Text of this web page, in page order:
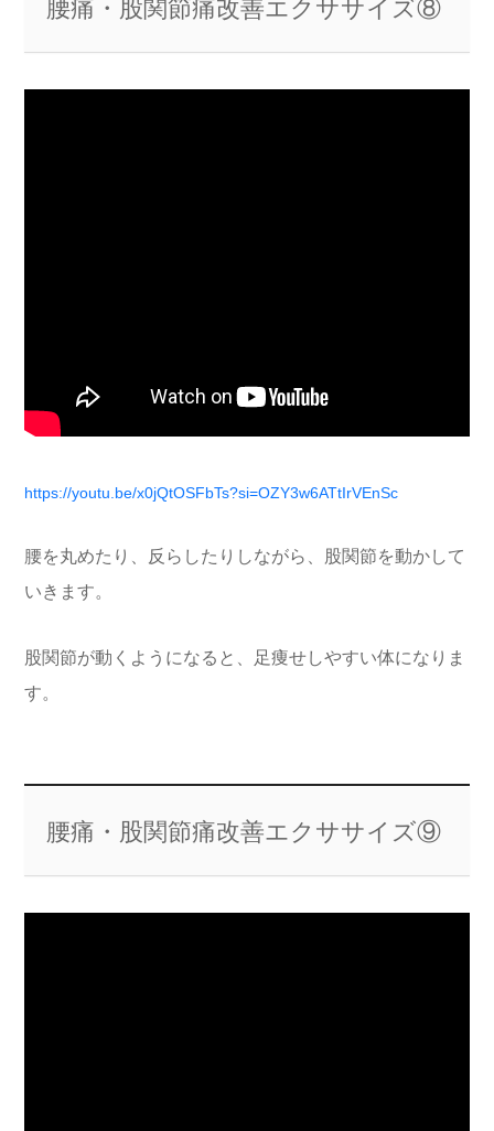
腰痛・股関節痛改善エクササイズ⑧
https://youtu.be/x0jQtOSFbTs?si=OZY3w6ATtIrVEnSc
腰を丸めたり、反らしたりしながら、股関節を動かして
いきます。
股関節が動くようになると、足痩せしやすい体になりま
す。
腰痛・股関節痛改善エクササイズ⑨